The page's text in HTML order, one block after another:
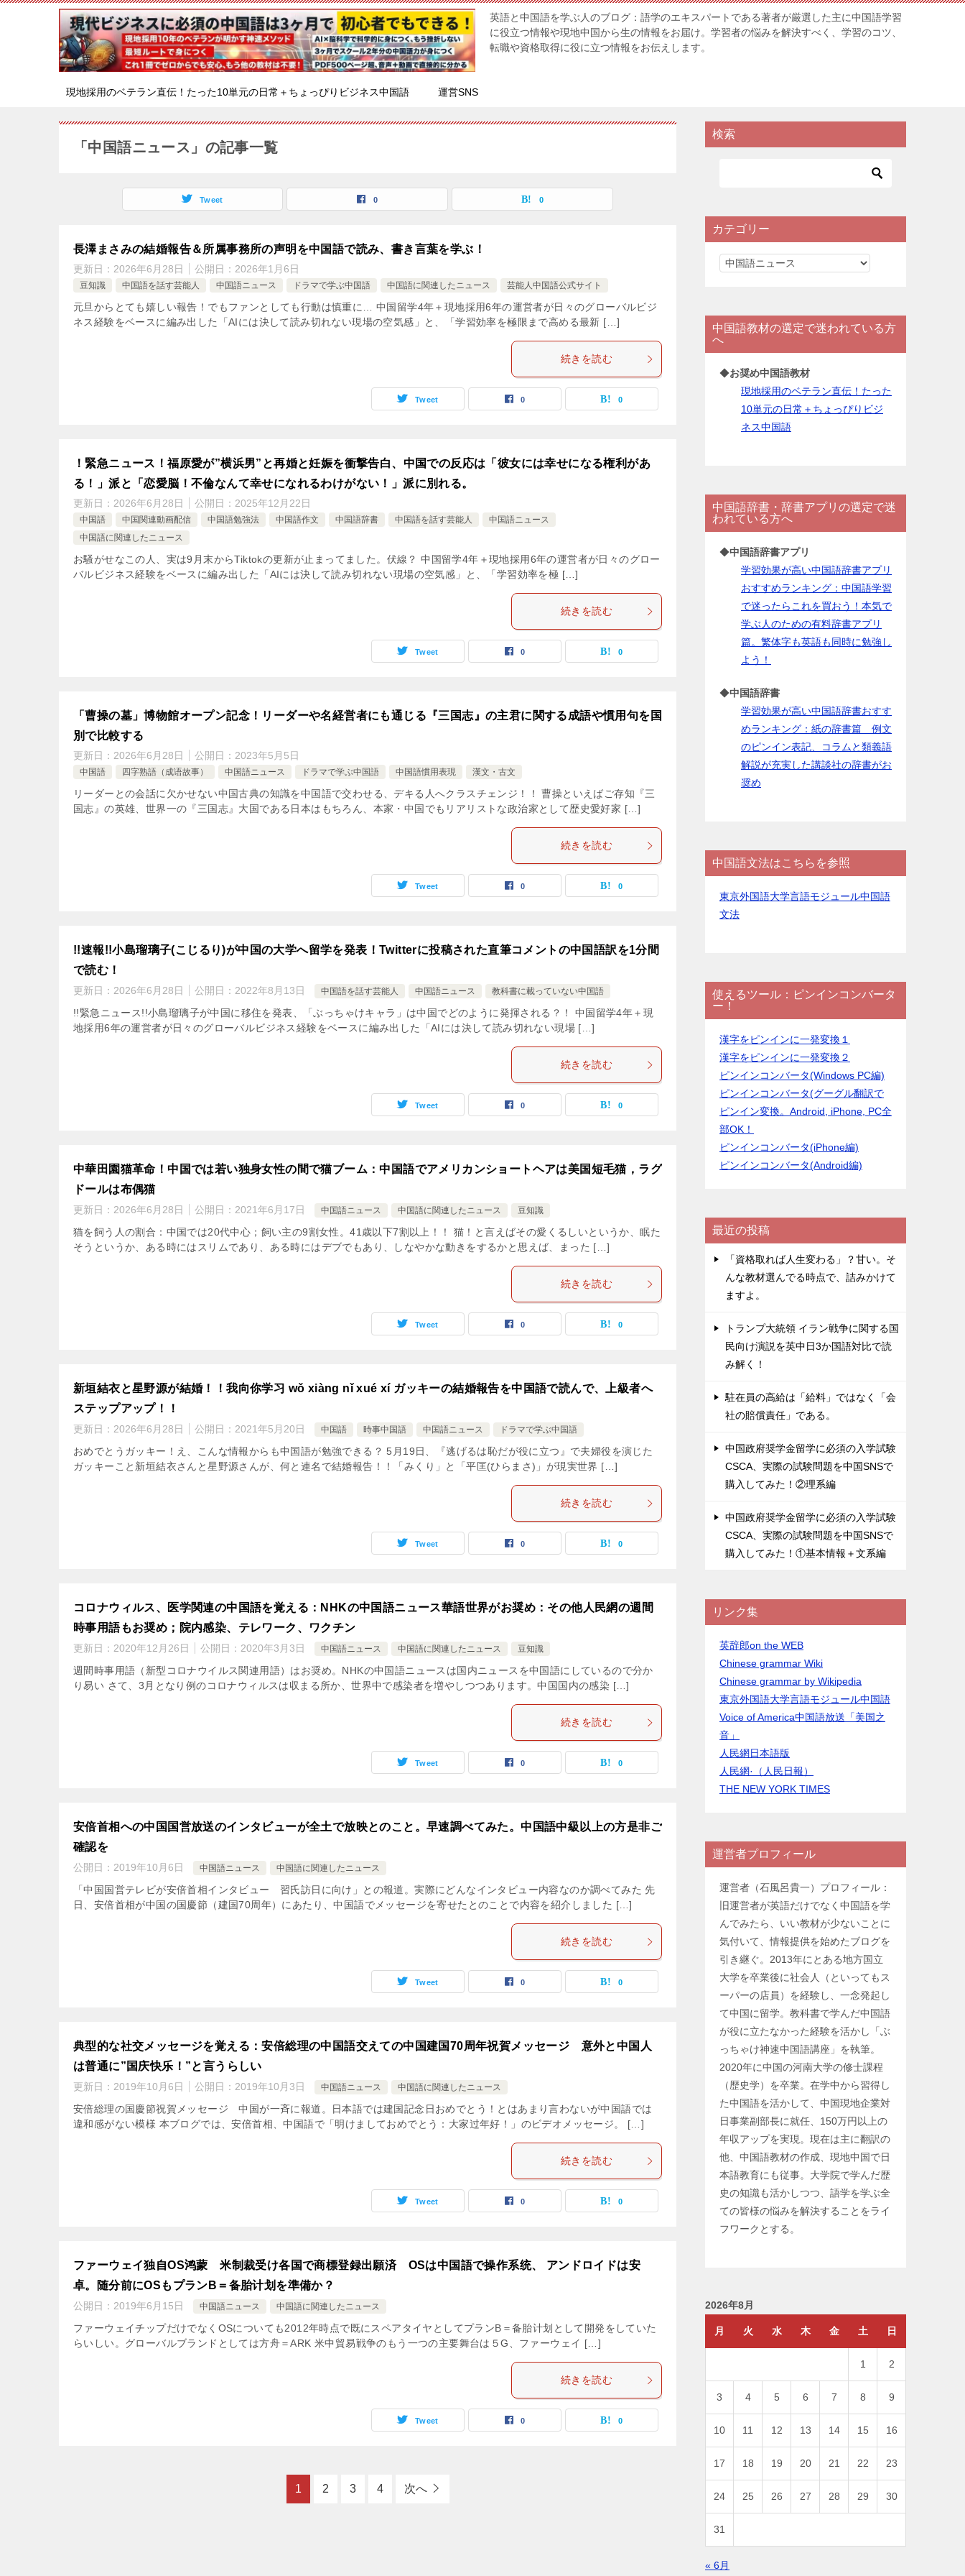
英語と中国語を学ぶ人のブログ：語学のエキスパートである著者が厳選した主に中国語学習
に役立つ情報や現地中国から生の情報をお届け。学習者の悩みを解決すべく、学習のコツ、
転職や資格取得に役に立つ情報をお伝えします。
現地採用のベテラン直伝！たった10単元の日常＋ちょっぴりビジネス中国語 運営SNS
「中国語ニュース」の記事一覧
Tweet 0 0
長澤まさみの結婚報告＆所属事務所の声明を中国語で読み、書き言葉を学ぶ！
更新日： 2026年6月28日 公開日： 2026年1月6日
豆知識 中国語を話す芸能人 中国語ニュース ドラマで学ぶ中国語 中国語に関連したニュース 芸能人中国語公式サイト
元旦からとても嬉しい報告！でもファンとしても行動は慎重に… 中国留学4年＋現地採用6年の運営者が日々のグローバルビジ
ネス経験をベースに編み出した「AIには決して読み切れない現場の空気感」と、「学習効率を極限まで高める最新 […]
続きを読む
Tweet 0 0
！緊急ニュース！福原愛が”横浜男”と再婚と妊娠を衝撃告白、中国での反応は「彼女には幸せになる権利があ
る！」派と「恋愛脳！不倫なんて幸せになれるわけがない！」派に別れる。
更新日： 2026年6月28日 公開日： 2025年12月22日
中国語 中国関連動画配信 中国語勉強法 中国語作文 中国語辞書 中国語を話す芸能人
中国語ニュース
中国語に関連したニュース
お騒がせなこの人、実は9月末からTiktokの更新が止まってました。伏線？ 中国留学4年＋現地採用6年の運営者が日々のグロー
バルビジネス経験をベースに編み出した「AIには決して読み切れない現場の空気感」と、「学習効率を極 […]
続きを読む
Tweet 0 0
「曹操の墓」博物館オープン記念！リーダーや名経営者にも通じる『三国志』の主君に関する成語や慣用句を国
別で比較する
更新日： 2026年6月28日 公開日： 2023年5月5日
中国語 四字熟語（成语故事） 中国語ニュース ドラマで学ぶ中国語 中国語慣用表現 漢文・古文
リーダーとの会話に欠かせない中国古典の知識を中国語で交わせる、デキる人へクラスチェンジ！！ 曹操といえばご存知『三
国志』の英雄、世界一の『三国志』大国である日本はもちろん、本家・中国でもリアリストな政治家として歴史愛好家 […]
続きを読む
Tweet 0 0
!!速報!!小島瑠璃子(こじるり)が中国の大学へ留学を発表！Twitterに投稿された直筆コメントの中国語訳を1分間
で読む！
更新日： 2026年6月28日 公開日： 2022年8月13日 中国語を話す芸能人 中国語ニュース 教科書に載っていない中国語
!!緊急ニュース!!小島瑠璃子が中国に移住を発表、「ぶっちゃけキャラ」は中国でどのように発揮される？！ 中国留学4年＋現
地採用6年の運営者が日々のグローバルビジネス経験をベースに編み出した「AIには決して読み切れない現場 […]
続きを読む
Tweet 0 0
中華田園猫革命！中国では若い独身女性の間で猫ブーム：中国語でアメリカンショートヘアは美国短毛猫，ラグ
ドールは布偶猫
更新日： 2026年6月28日 公開日： 2021年6月17日 中国語ニュース 中国語に関連したニュース 豆知識
猫を飼う人の割合：中国では20代中心；飼い主の9割女性。41歳以下7割以上！！ 猫！と言えばその愛くるしいというか、眠た
そうというか、ある時にはスリムであり、ある時にはデブでもあり、しなやかな動きをするかと思えば、まった […]
続きを読む
Tweet 0 0
新垣結衣と星野源が結婚！！我向你学习 wǒ xiàng nǐ xué xí ガッキーの結婚報告を中国語で読んで、上級者へ
ステップアップ！！
更新日： 2026年6月28日 公開日： 2021年5月20日 中国語 時事中国語 中国語ニュース ドラマで学ぶ中国語
おめでとうガッキー！え、こんな情報からも中国語が勉強できる？ 5月19日、『逃げるは恥だが役に立つ』で夫婦役を演じた
ガッキーこと新垣結衣さんと星野源さんが、何と連名で結婚報告！！「みくり」と「平匡(ひらまさ)」が現実世界 […]
続きを読む
Tweet 0 0
コロナウィルス、医学関連の中国語を覚える：NHKの中国語ニュース華語世界がお奨め：その他人民網の週間
時事用語もお奨め；院内感染、テレワーク、ワクチン
更新日： 2020年12月26日 公開日： 2020年3月3日 中国語ニュース 中国語に関連したニュース 豆知識
週間時事用語（新型コロナウイルス関連用語）はお奨め。NHKの中国語ニュースは国内ニュースを中国語にしているので分か
り易い さて、3月となり例のコロナウィルスは収まる所か、世界中で感染者を増やしつつあります。中国国内の感染 […]
続きを読む
Tweet 0 0
安倍首相への中国国営放送のインタビューが全土で放映とのこと。早速調べてみた。中国語中級以上の方是非ご
確認を
公開日： 2019年10月6日 中国語ニュース 中国語に関連したニュース
「中国国営テレビが安倍首相インタビュー 習氏訪日に向け」との報道。実際にどんなインタビュー内容なのか調べてみた 先
日、安倍首相が中国の国慶節（建国70周年）にあたり、中国語でメッセージを寄せたとのことで内容を紹介しました […]
続きを読む
Tweet 0 0
典型的な社交メッセージを覚える：安倍総理の中国語交えての中国建国70周年祝賀メッセージ 意外と中国人
は普通に”国庆快乐！”と言うらしい
更新日： 2019年10月6日 公開日： 2019年10月3日 中国語ニュース 中国語に関連したニュース
安倍総理の国慶節祝賀メッセージ 中国が一斉に報道。日本語では建国記念日おめでとう！とはあまり言わないが中国語では
違和感がない模様 本ブログでは、安倍首相、中国語で「明けましておめでとう：大家过年好！」のビデオメッセージ。 […]
続きを読む
Tweet 0 0
ファーウェイ独自OS鸿蒙 米制裁受け各国で商標登録出願済 OSは中国語で操作系统、 アンドロイドは安
卓。随分前にOSもプランB＝备胎计划を準備か？
公開日： 2019年6月15日 中国語ニュース 中国語に関連したニュース
ファーウェイチップだけでなくOSについても2012年時点で既にスペアタイヤとしてプランB＝备胎计划として開発をしていた
らいしい。グローバルブランドとしては方舟＝ARK 米中貿易戦争のもう一つの主要舞台は５G、ファーウェイ […]
続きを読む
Tweet 0 0
1 2 3 4 次へ
検索
カテゴリー
カ
リ
ー
中国語教材の選定で迷われている方
へ
◆お奨め中国語教材
現地採用のベテラン直伝！たった
10単元の日常＋ちょっぴりビジ
ネス中国語
中国語辞書・辞書アプリの選定で迷
われている方へ
◆中国語辞書アプリ
学習効果が高い中国語辞書アプリ
おすすめランキング：中国語学習
で迷ったらこれを買おう！本気で
学ぶ人のための有料辞書アプリ
篇。繁体字も英語も同時に勉強し
よう！
◆中国語辞書
学習効果が高い中国語辞書おすす
めランキング：紙の辞書篇 例文
のピンイン表記、コラムと類義語
解説が充実した講談社の辞書がお
奨め
中国語文法はこちらを参照
東京外国語大学言語モジュール中国語
文法
使えるツール：ピンインコンバータ
ー！
漢字をピンインに一発変換１
漢字をピンインに一発変換２
ピンインコンバータ(Windows PC編)
ピンインコンバータ(グーグル翻訳で
ピンイン変換。Android, iPhone, PC全
部OK！
ピンインコンバータ(iPhone編)
ピンインコンバータ(Android編)
最近の投稿
「資格取れば人生変わる」？甘い。そ
んな教材選んでる時点で、詰みかけて
ますよ。
トランプ大統領 イラン戦争に関する国
民向け演説を英中日3か国語対比で読
み解く！
駐在員の高給は「給料」ではなく「会
社の賠償責任」である。
中国政府奨学金留学に必須の入学試験
CSCA、実際の試験問題を中国SNSで
購入してみた！②理系編
中国政府奨学金留学に必須の入学試験
CSCA、実際の試験問題を中国SNSで
購入してみた！①基本情報＋文系編
リンク集
英辞郎on the WEB
Chinese grammar Wiki
Chinese grammar by Wikipedia
東京外国語大学言語モジュール中国語
Voice of America中国語放送「美国之
音」
人民網日本語版
人民網·（人民日報）
THE NEW YORK TIMES
運営者プロフィール
運営者（石風呂貴一）プロフィール：
旧運営者が英語だけでなく中国語を学
んでみたら、いい教材が少ないことに
気付いて、情報提供を始めたブログを
引き継ぐ。2013年にとある地方国立
大学を卒業後に社会人（といってもス
ーパーの店員）を経験し、一念発起し
て中国に留学。教科書で学んだ中国語
が役に立たなかった経験を活かし「ぶ
っちゃけ神速中国語講座」を執筆。
2020年に中国の河南大学の修士課程
（歴史学）を卒業。在学中から習得し
た中国語を活かして、中国現地企業対
日事業副部長に就任、150万円以上の
年収アップを実現。現在は主に翻訳の
他、中国語教材の作成、現地中国で日
本語教育にも従事。大学院で学んだ歴
史の知識も活かしつつ、語学を学ぶ全
ての皆様の悩みを解決することをライ
フワークとする。
2026年8月
月 火 水 木 金 土 日
1 2
3 4 5 6 7 8 9
10 11 12 13 14 15 16
17 18 19 20 21 22 23
24 25 26 27 28 29 30
31
« 6月